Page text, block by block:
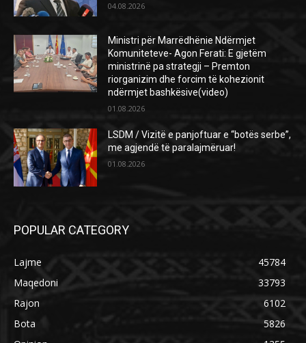
04.08.2026
Ministri për Marrëdhënie Ndërmjet
Komuniteteve- Agon Ferati: E gjetëm
ministrinë pa strategji – Premton
riorganizim dhe forcim të kohezionit
ndërmjet bashkësive(video)
01.08.2026
LSDM / Vizitë e panjoftuar e “botës serbe”,
me agjendë të paralajmëruar!
01.08.2026
POPULAR CATEGORY
Lajme
45784
Maqedoni
33793
Rajon
6102
Bota
5826